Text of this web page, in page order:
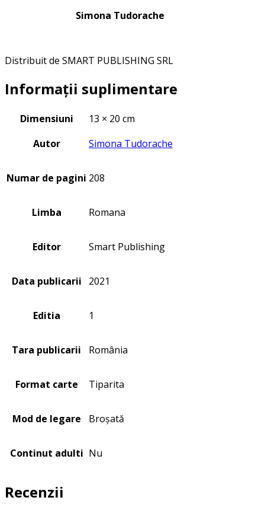
Simona Tudorache
Distribuit de SMART PUBLISHING SRL
Informații suplimentare
Dimensiuni
13 × 20 cm
Autor
Simona Tudorache
Numar de pagini 208
Limba Romana
Editor Smart Publishing
Data publicarii 2021
Editia 1
Tara publicarii România
Format carte Tiparita
Mod de legare Broșată
Continut adulti Nu
Recenzii